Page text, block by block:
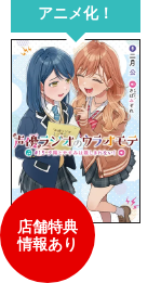
アニメ化！
店舗特典
情報あり